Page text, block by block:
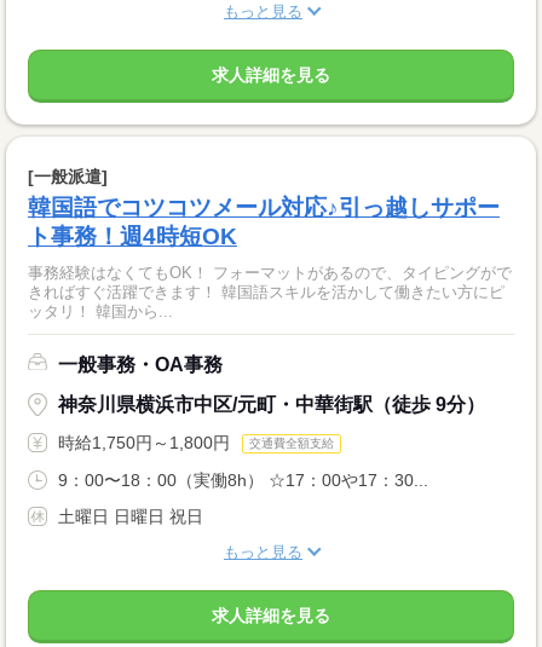
もっと見る
求人詳細を見る
[一般派遣]
韓国語でコツコツメール対応♪引っ越しサポー
ト事務！週4時短OK
事務経験はなくてもOK！ フォーマットがあるので、タイピングがで
きればすぐ活躍できます！ 韓国語スキルを活かして働きたい方にピ
ッタリ！ 韓国から...
一般事務・OA事務
神奈川県横浜市中区/元町・中華街駅（徒歩 9分）
時給1,750円～1,800円 交通費全額支給
9：00〜18：00（実働8h） ☆17：00や17：30...
土曜日 日曜日 祝日
もっと見る
求人詳細を見る